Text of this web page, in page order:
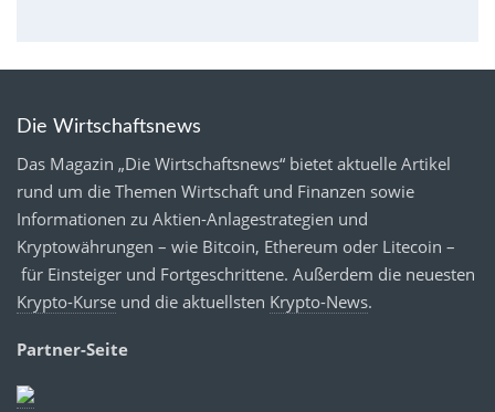
Die Wirtschaftsnews
Das Magazin „Die Wirtschaftsnews“ bietet aktuelle Artikel
rund um die Themen Wirtschaft und Finanzen sowie
Informationen zu Aktien-Anlagestrategien und
Kryptowährungen – wie Bitcoin, Ethereum oder Litecoin –
für Einsteiger und Fortgeschrittene. Außerdem die neuesten
Krypto-Kurse und die aktuellsten Krypto-News.
Partner-Seite